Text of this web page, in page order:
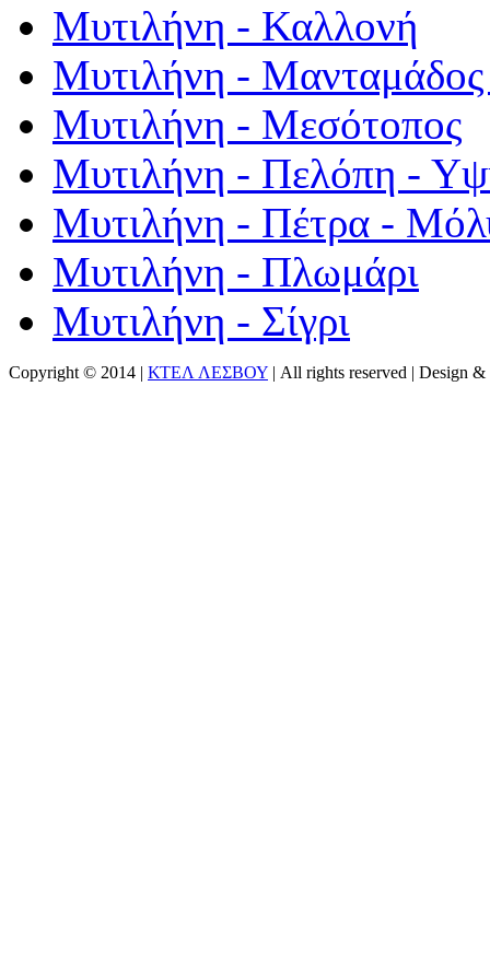
Μυτιλήνη - Καλλονή
Μυτιλήνη - Μανταμάδος
Μυτιλήνη - Μεσότοπος
Μυτιλήνη - Πελόπη -
Μυτιλήνη - Πέτρα -
Μυτιλήνη - Πλωμάρι
Μυτιλήνη - Σίγρι
Copyright © 2014 | ΚΤΕΛ ΛΕΣΒΟΥ | All rights reserved | Design &